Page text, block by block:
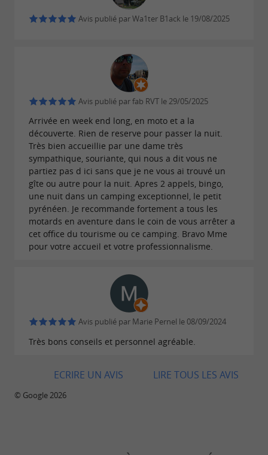
Avis publié par Wa1ter B1ack le 19/08/2025
Avis publié par fab RVT le 29/05/2025
Arrivée en week end long, en moto et a la
découverte. Rien de reserve pour passer la nuit.
Très bien accueillie par une dame très
sympathique, souriante, qui nous a dit vous ne
partiez pas d ici sans que je ne vous ai trouvé un
gîte ou autre pour la nuit. Apres 2 appels, bingo,
une nuit dans un camping exceptionnel, le petit
pyrénéen. Je recommande fortement a tous les
motards en aventure dans le coin de vous arrêter a
cet office du tourisme ou ce camping. Bravo Mme
pour votre accueil et votre professionnalisme.
Avis publié par Marie Pernel le 08/09/2024
Très bons conseils et personnel agréable.
LIRE TOUS LES AVIS
ECRIRE UN AVIS
© Google 2026